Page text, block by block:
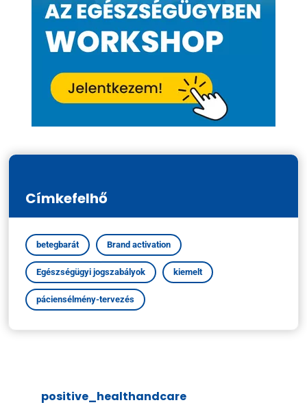
Címkefelhő
betegbarát Brand activation
Egészségügyi jogszabályok kiemelt
páciensélmény-tervezés
positive_healthandcare